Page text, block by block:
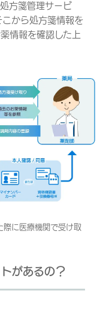
方箋管理サービ
から処方箋情報を
情報を確認した上
際に医療機関で受け取
があるの？